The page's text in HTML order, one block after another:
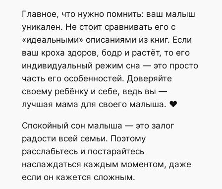
Главное, что нужно помнить: ваш малыш
уникален. Не стоит сравнивать его с
«идеальными» описаниями из книг. Если
ваш кроха здоров, бодр и растёт, то его
индивидуальный режим сна — это просто
часть его особенностей. Доверяйте
своему ребёнку и себе, ведь вы —
лучшая мама для своего малыша. ❤️
Спокойный сон малыша — это залог
радости всей семьи. Поэтому
расслабьтесь и постарайтесь
наслаждаться каждым моментом, даже
если он кажется сложным.